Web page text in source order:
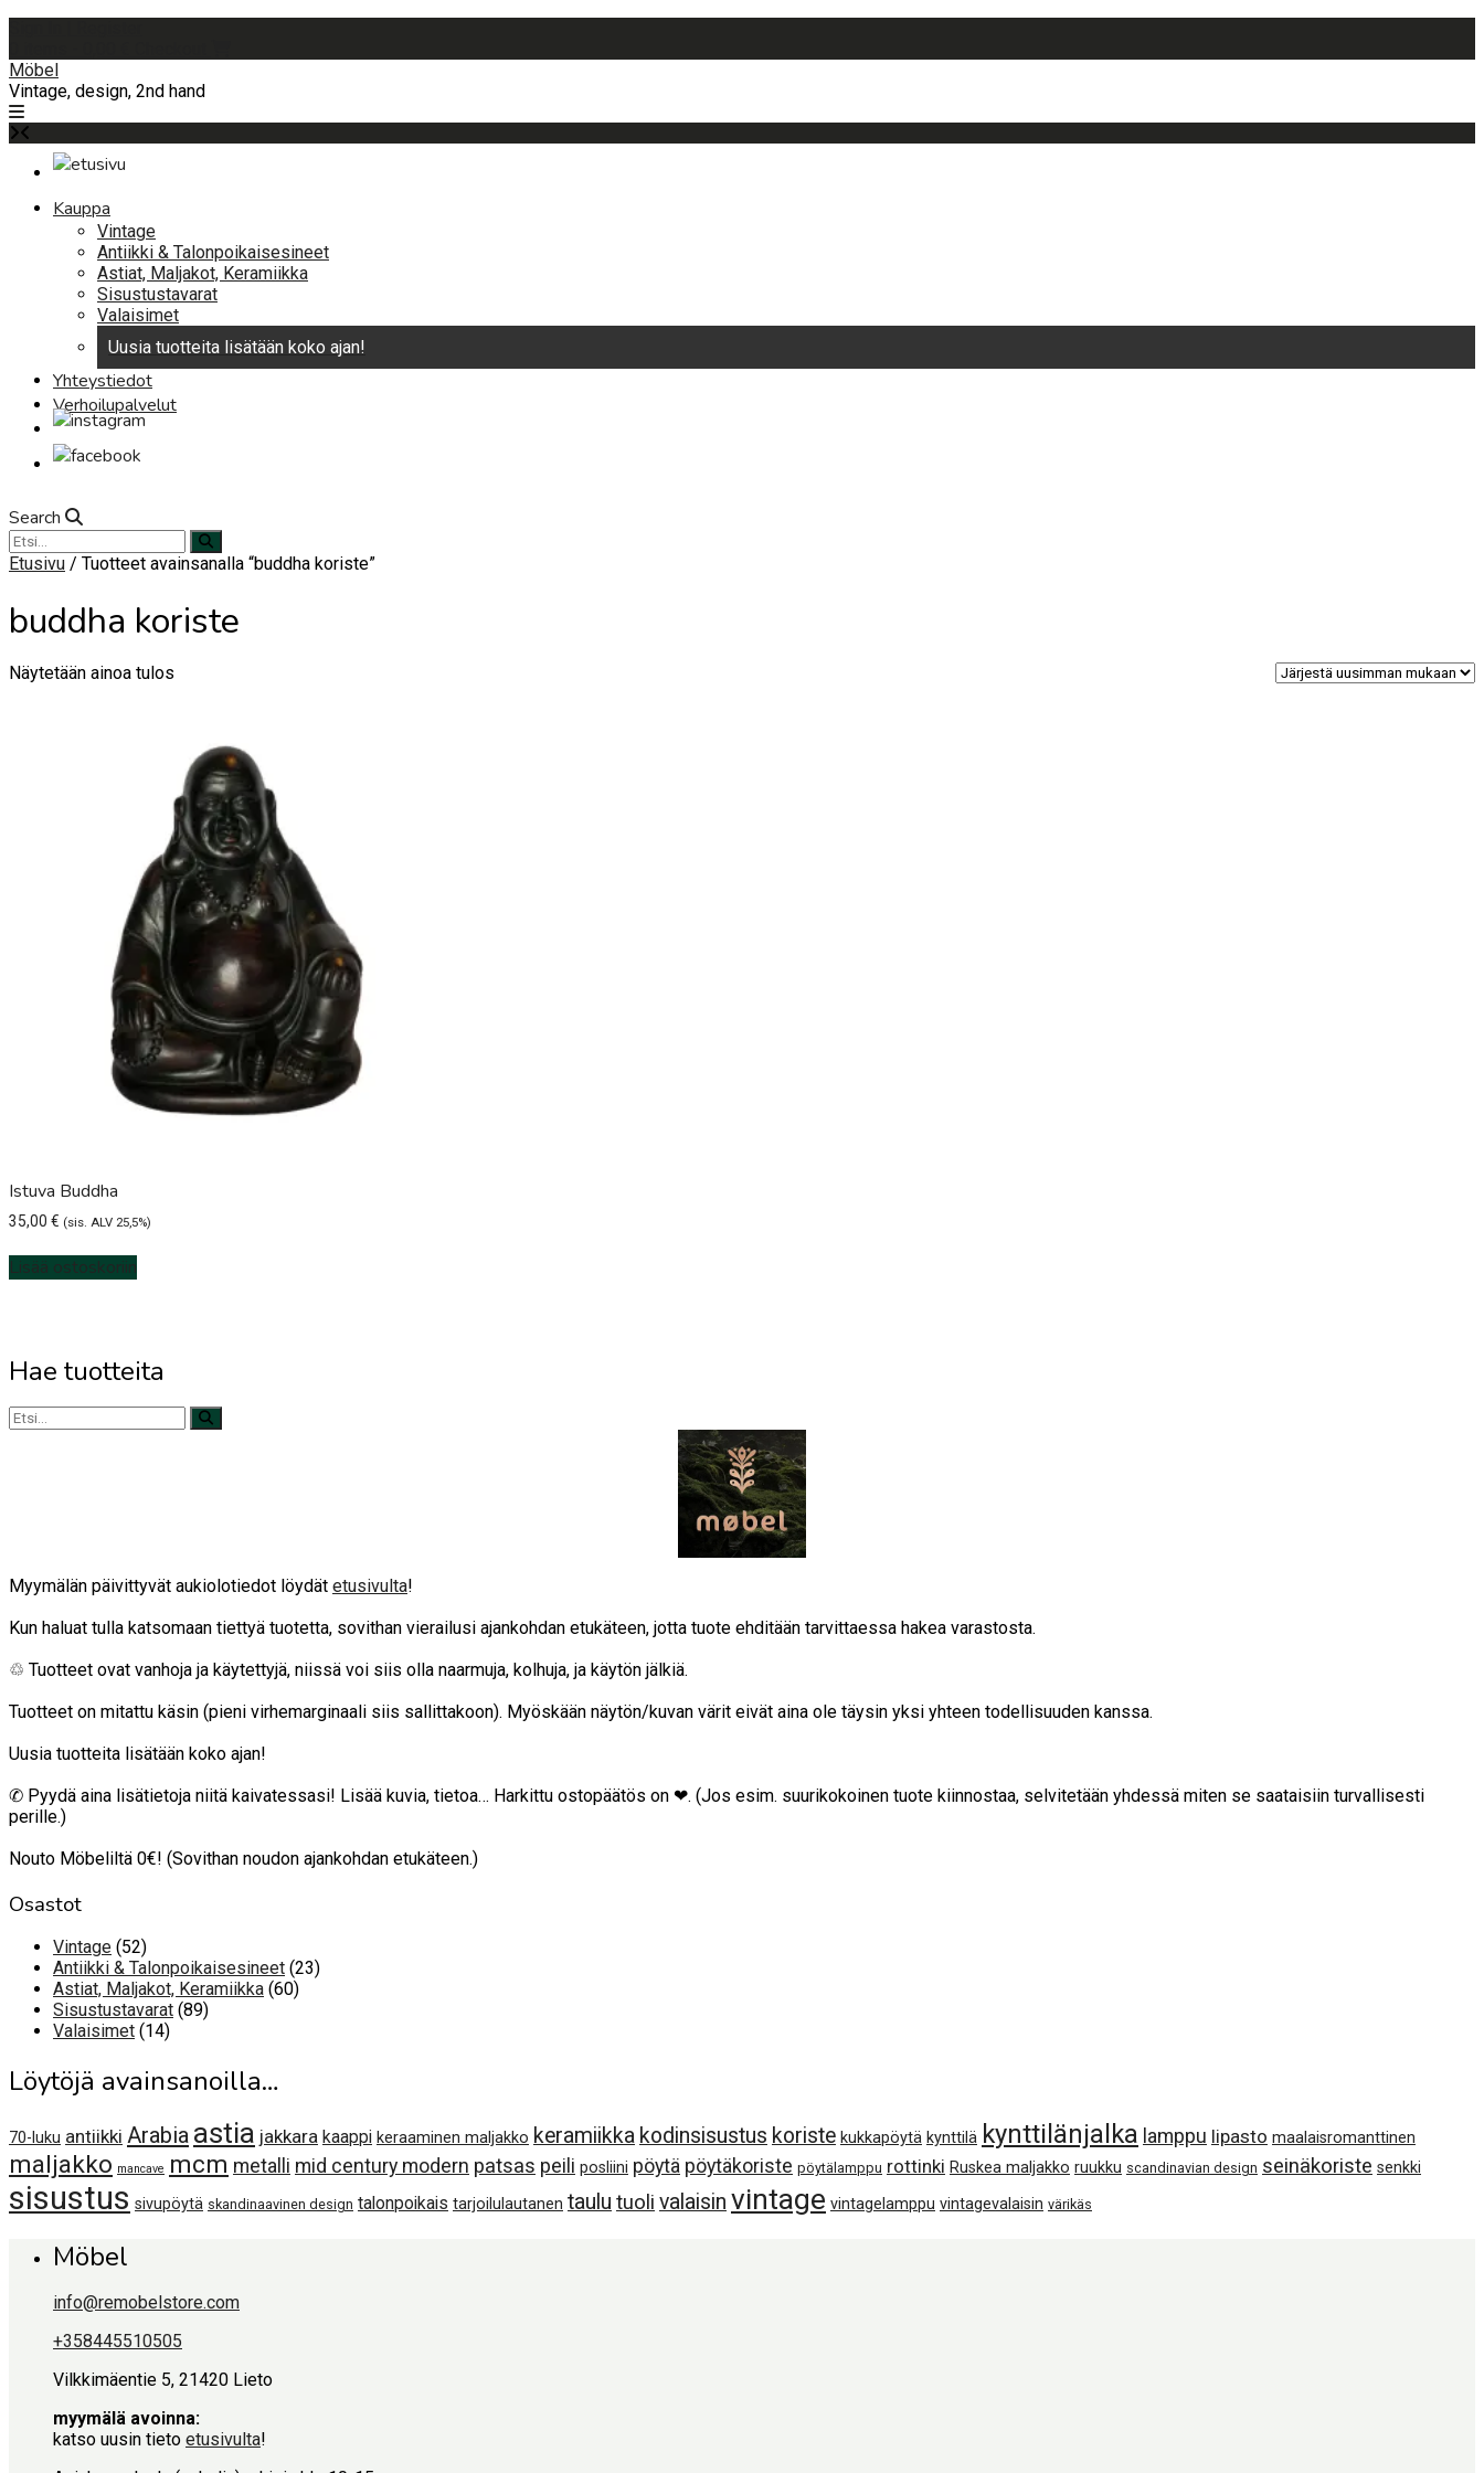
content
Möbel
Vintage, design, 2nd hand
Kauppa
Vintage
Antiikki & Talonpoikaisesineet
Astiat, Maljakot, Keramiikka
Sisustustavarat
Valaisimet
Uusia tuotteita lisätään koko ajan!
Yhteystiedot
Verhoilupalvelut
Search
Etusivu / Tuotteet avainsanalla “buddha koriste”
buddha koriste
Näytetään ainoa tulos
Istuva Buddha
35,00 € (sis. ALV 25,5%)
Lisää ostoskoriin
Hae tuotteita
Myymälän päivittyvät aukiolotiedot löydät etusivulta!
Kun haluat tulla katsomaan tiettyä tuotetta, sovithan vierailusi ajankohdan etukäteen, jotta tuote ehditään tarvittaessa hakea varastosta.
♲ Tuotteet ovat vanhoja ja käytettyjä, niissä voi siis olla naarmuja, kolhuja, ja käytön jälkiä.
Tuotteet on mitattu käsin (pieni virhemarginaali siis sallittakoon). Myöskään näytön/kuvan värit eivät aina ole täysin yksi yhteen todellisuuden kanssa.
Uusia tuotteita lisätään koko ajan!
✆ Pyydä aina lisätietoja niitä kaivatessasi! Lisää kuvia, tietoa… Harkittu ostopäätös on ❤. (Jos esim. suurikokoinen tuote kiinnostaa, selvitetään yhdessä miten se saataisiin turvallisesti
perille.)
Nouto Möbeliltä 0€! (Sovithan noudon ajankohdan etukäteen.)
Osastot
Vintage 5252
tuotetta
Antiikki & Talonpoikaisesineet 2323
Astiat, Maljakot, Keramiikka 6060
Sisustustavarat 8989
Valaisimet 1414
Löytöjä avainsanoilla…
70-luku antiikki Arabia astia jakkara kaappi keraaminen maljakko keramiikka kodinsisustus koriste kukkapöytä kynttilä kynttilänjalka lamppu lipasto maalaisromanttinen
maljakko mancave mcm metalli mid century modern patsas peili posliini pöytä pöytäkoriste pöytälamppu rottinki Ruskea maljakko ruukku scandinavian design seinäkoriste senkki
sisustus sivupöytä skandinaavinen design talonpoikais tarjoilulautanen taulu tuoli valaisin vintage vintagelamppu vintagevalaisin värikäs
Möbel
info@remobelstore.com
+358445510505
Vilkkimäentie 5, 21420 Lieto
myymälä avoinna:
katso uusin tieto etusivulta!